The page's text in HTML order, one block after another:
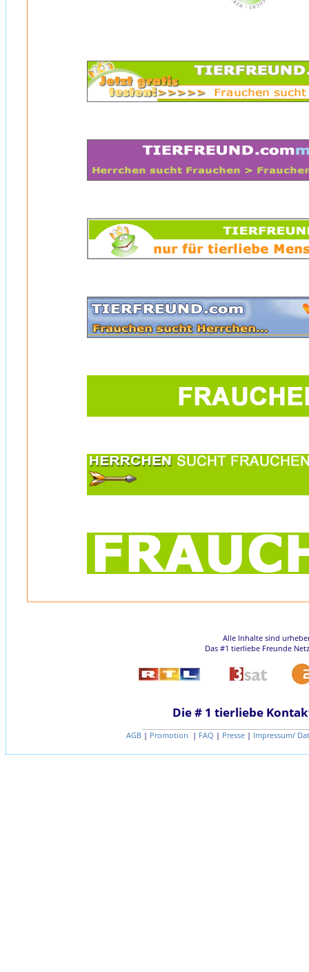
Alle Inhalte sind
Das #1 tierliebe Freunde
Die # 1 tierliebe
AGB | Promotion | FAQ | Presse | Impressum/